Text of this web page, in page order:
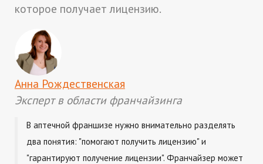
которое получает лицензию.
Анна Рождественская
Эксперт в области франчайзинга
В аптечной франшизе нужно внимательно разделять
два понятия: "помогают получить лицензию" и
"гарантируют получение лицензии". Франчайзер может